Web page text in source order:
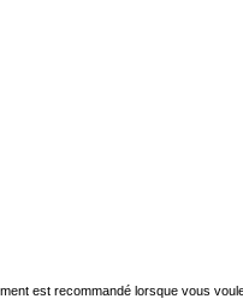
est recommandé lorsque vous